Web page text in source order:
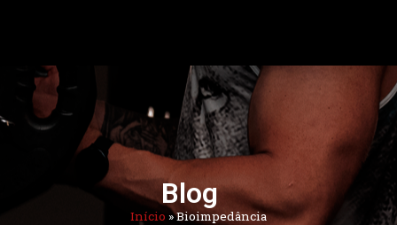
Blog
Início »Bioimpedância